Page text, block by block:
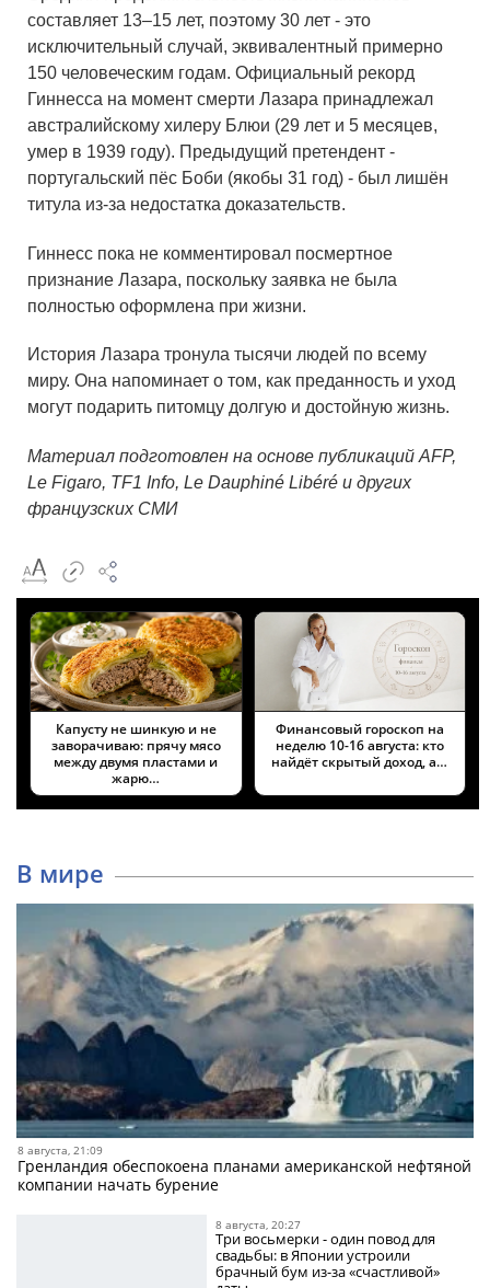
составляет 13–15 лет, поэтому 30 лет - это
исключительный случай, эквивалентный примерно
150 человеческим годам. Официальный рекорд
Гиннесса на момент смерти Лазара принадлежал
австралийскому хилеру Блюи (29 лет и 5 месяцев,
умер в 1939 году). Предыдущий претендент -
португальский пёс Боби (якобы 31 год) - был лишён
титула из-за недостатка доказательств.
Гиннесс пока не комментировал посмертное
признание Лазара, поскольку заявка не была
полностью оформлена при жизни.
История Лазара тронула тысячи людей по всему
миру. Она напоминает о том, как преданность и уход
могут подарить питомцу долгую и достойную жизнь.
Материал подготовлен на основе публикаций AFP,
Le Figaro, TF1 Info, Le Dauphiné Libéré и других
французских СМИ
Капусту не шинкую и не
заворачиваю: прячу мясо
между двумя пластами и
жарю…
Финансовый гороскоп на
неделю 10-16 августа: кто
найдёт скрытый доход, а…
В мире
8 августа, 21:09
Гренландия обеспокоена планами американской нефтяной
компании начать бурение
8 августа, 20:27
Три восьмерки - один повод для
свадьбы: в Японии устроили
брачный бум из-за «счастливой»